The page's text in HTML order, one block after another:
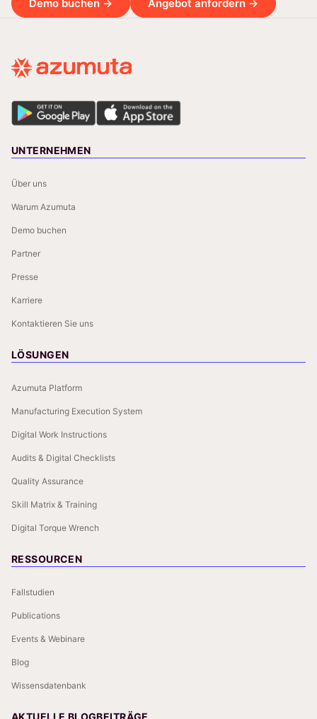
Demo buchen → Angebot anfordern →
UNTERNEHMEN
Über uns
Warum Azumuta
Demo buchen
Partner
Presse
Karriere
Kontaktieren Sie uns
LÖSUNGEN
Azumuta Platform
Manufacturing Execution System
Digital Work Instructions
Audits & Digital Checklists
Quality Assurance
Skill Matrix & Training
Digital Torque Wrench
RESSOURCEN
Fallstudien
Publications
Events & Webinare
Blog
Wissensdatenbank
AKTUELLE BLOGBEITRÄGE